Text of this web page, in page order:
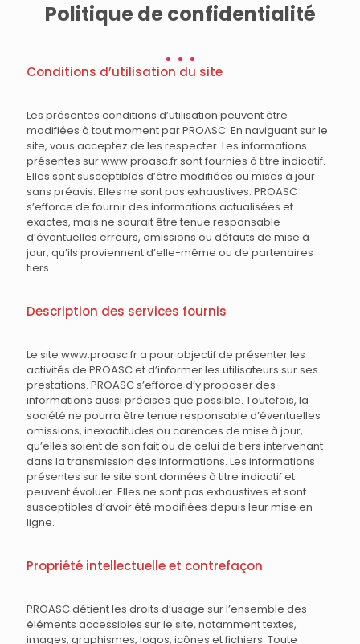
Politique de confidentialité
Conditions d’utilisation du site
Les présentes conditions d’utilisation peuvent être
modifiées à tout moment par PROASC. En naviguant sur le
site, vous acceptez de les respecter. Les informations
présentes sur www.proasc.fr sont fournies à titre indicatif.
Elles sont susceptibles d’être modifiées ou mises à jour
sans préavis. Elles ne sont pas exhaustives. PROASC
s’efforce de fournir des informations actualisées et
exactes, mais ne saurait être tenue responsable
d’éventuelles erreurs, omissions ou défauts de mise à
jour, qu’ils proviennent d’elle-même ou de partenaires
tiers.
Description des services fournis
Le site www.proasc.fr a pour objectif de présenter les
activités de PROASC et d’informer les utilisateurs sur ses
prestations. PROASC s’efforce d’y proposer des
informations aussi précises que possible. Toutefois, la
société ne pourra être tenue responsable d’éventuelles
omissions, inexactitudes ou carences de mise à jour,
qu’elles soient de son fait ou de celui de tiers intervenant
dans la transmission des informations. Les informations
présentes sur le site sont données à titre indicatif et
peuvent évoluer. Elles ne sont pas exhaustives et sont
susceptibles d’avoir été modifiées depuis leur mise en
ligne.
Propriété intellectuelle et contrefaçon
PROASC détient les droits d’usage sur l’ensemble des
éléments accessibles sur le site, notamment textes,
images, graphismes, logos, icônes et fichiers. Toute